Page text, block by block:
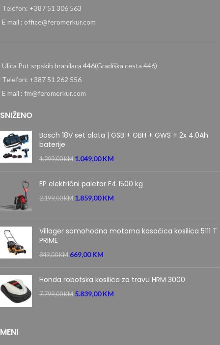
Telefon: +387 51 306 563
E mail : office@feromerkur.com
Ulica Put srpskih branilaca 446(Gradiška cesta 446)
Telefon: +387 51 262 556
E mail : fm@feromerkur.com
SNIŽENO
Bosch 18V set alata | GSB + GBH + GWS + 2x 4.0Ah
baterije
1.299,00KM 1.049,00KM
EP električni paletar F4 1500 kg
2.199,00KM 1.859,00KM
Villager samohodna motorna kosačica kosilica 5111 T
PRIME
849,00KM 669,00KM
Honda robotska kosilica za travu HRM 3000
7.799,00KM 5.839,00KM
MENI